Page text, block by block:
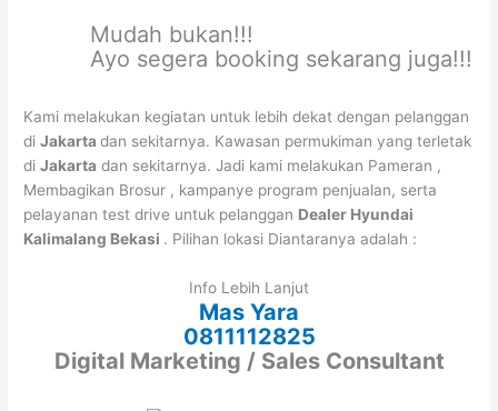
Mudah bukan!!!
Ayo segera booking sekarang juga!!!
Kami melakukan kegiatan untuk lebih dekat dengan pelanggan
diJakartadan sekitarnya. Kawasan permukiman yang terletak
diJakarta dan sekitarnya. Jadi kami melakukan Pameran ,
Membagikan Brosur , kampanye program penjualan, serta
pelayanan test drive untuk pelanggan Dealer Hyundai
Kalimalang Bekasi . Pilihan lokasi Diantaranya adalah :
Info Lebih Lanjut
Mas Yara
0811112825
Digital Marketing / Sales Consultant